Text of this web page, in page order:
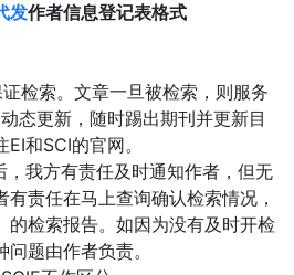
发作者信息登记表格式
检索。文章一旦被检索，则服务
态更新，随时踢出期刊并更新目
和SCI的官网。
我方有责任及时通知作者，但无
责任在马上查询确认检索情况，
的检索报告。如因为没有及时开检
题由作者负责。